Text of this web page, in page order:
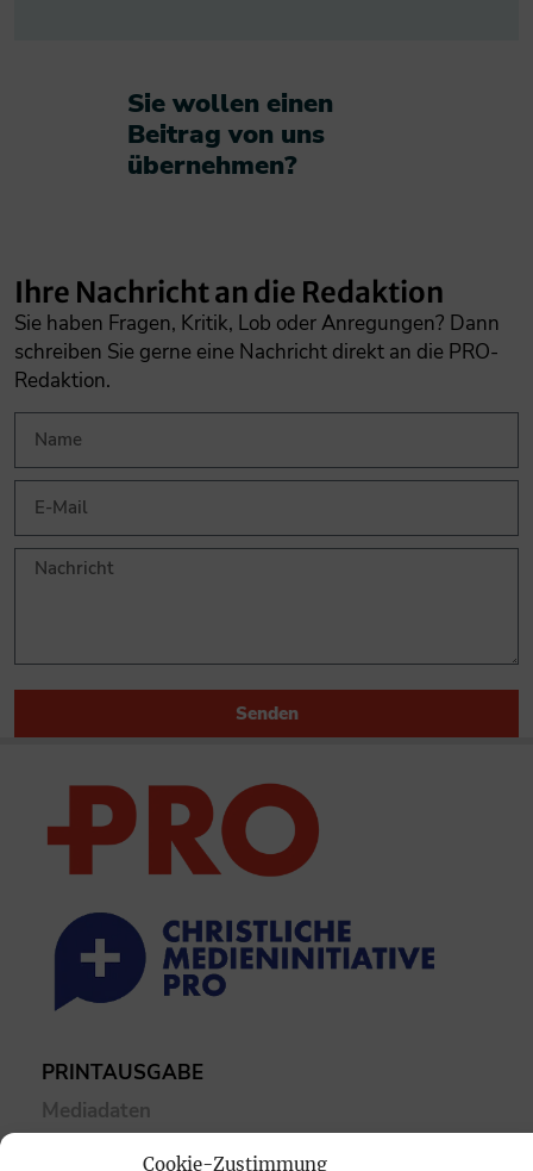
Cookie-Zustimmung
Sie wollen einen
Beitrag von uns
übernehmen?​
Ihre Nachricht an die Redaktion
Sie haben Fragen, Kritik, Lob oder Anregungen? Dann
schreiben Sie gerne eine Nachricht direkt an die PRO-
Redaktion.
Senden
PRINTAUSGABE
Mediadaten